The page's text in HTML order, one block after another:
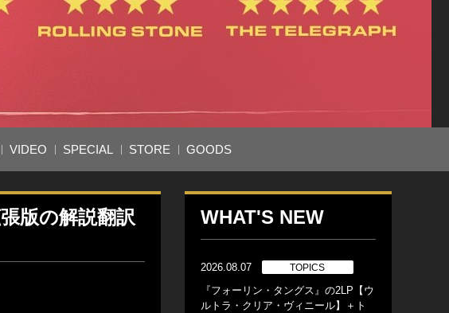
VIDEO SPECIAL STORE GOODS
版の解説翻訳
WHAT'S NEW
2026.08.07 TOPICS
『フォーリン・タングス』の2LP【ウ
ルトラ・クリア・ヴィニール】＋ト